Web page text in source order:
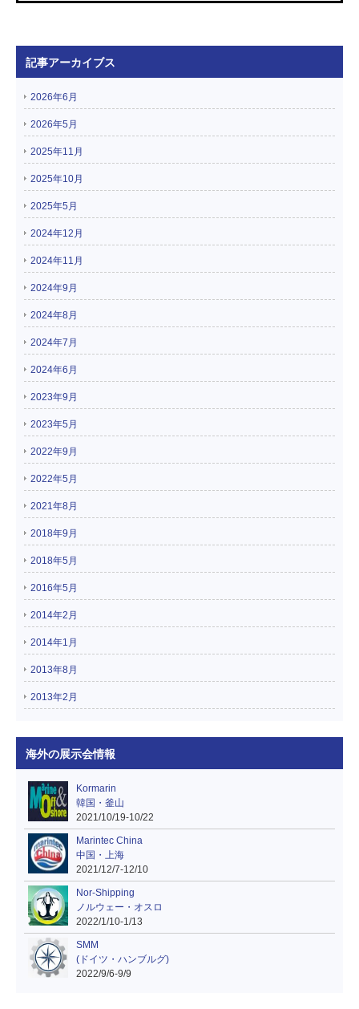
記事アーカイブス
2026年6月
2026年5月
2025年11月
2025年10月
2025年5月
2024年12月
2024年11月
2024年9月
2024年8月
2024年7月
2024年6月
2023年9月
2023年5月
2022年9月
2022年5月
2021年8月
2018年9月
2018年5月
2016年5月
2014年2月
2014年1月
2013年8月
2013年2月
海外の展示会情報
Kormarin
韓国・釜山
2021/10/19-10/22
Marintec China
中国・上海
2021/12/7-12/10
Nor-Shipping
ノルウェー・オスロ
2022/1/10-1/13
SMM
(ドイツ・ハンブルグ)
2022/9/6-9/9